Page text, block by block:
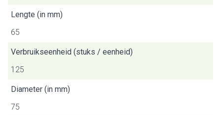
Lengte (in mm)
65
Verbruikseenheid (stuks / eenheid)
125
Diameter (in mm)
75